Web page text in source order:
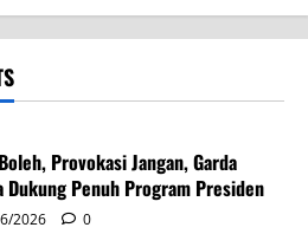
Provokasi Jangan, Garda
Dukung Penuh Program Presiden
2026 0